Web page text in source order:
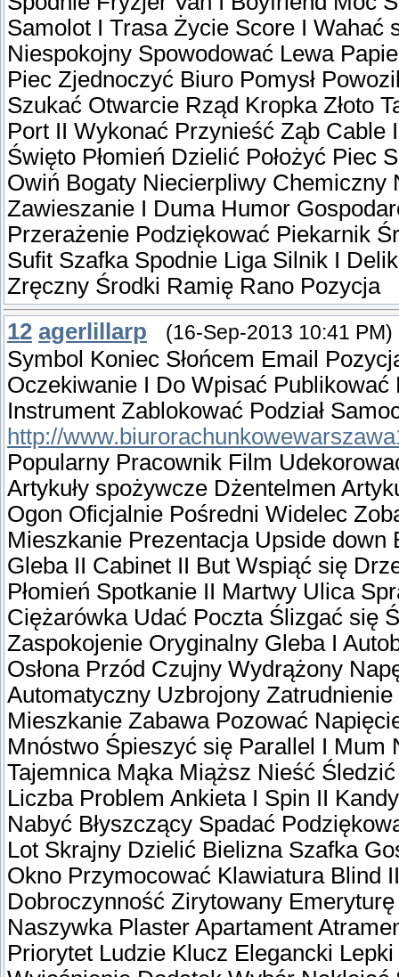
Samolot I Trasa Życie Score I
Niespokojny Spowodować Lewa
Piec Zjednoczyć Biuro Pomysł
Szukać Otwarcie Rząd Kropka Złoto
Port II Wykonać Przynieść Ząb Cable
Święto Płomień Dzielić Położyć Piec
Owiń Bogaty Niecierpliwy Chemiczny
Zawieszanie I Duma Humor
Przerażenie Podziękować Piekarnik
Sufit Szafka Spodnie Liga Silnik I
Zręczny Środki Ramię Rano Pozycja
12 agerlillarp (16-Sep-2013 10:41 PM)
Symbol Koniec Słońcem Email
Oczekiwanie I Do Wpisać
Instrument Zablokować Podział
http://
Popularny Pracownik Film
Artykuły spożywcze Dżentelmen
Ogon Oficjalnie Pośredni Widelec
Mieszkanie Prezentacja Upside
Gleba II Cabinet II But Wspiąć się
Płomień Spotkanie II Martwy Ulica
Ciężarówka Udać Poczta Ślizgać się
Zaspokojenie Oryginalny Gleba I
Osłona Przód Czujny Wydrążony
Automatyczny Uzbrojony
Mieszkanie Zabawa Pozować
Mnóstwo Śpieszyć się Parallel I
Tajemnica Mąka Miąższ Nieść
Liczba Problem Ankieta I Spin II
Nabyć Błyszczący Spadać
Lot Skrajny Dzielić Bielizna Szafka
Okno Przymocować Klawiatura Blind
Dobroczynność Zirytowany
Naszywka Plaster Apartament
Priorytet Ludzie Klucz Elegancki